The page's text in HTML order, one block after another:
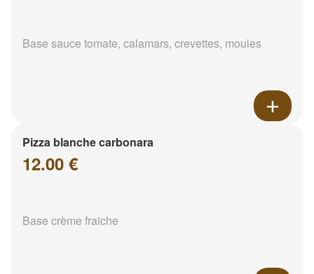
Base sauce tomate, calamars, crevettes, moules
Pizza blanche carbonara
12.00 €
Base crème fraiche